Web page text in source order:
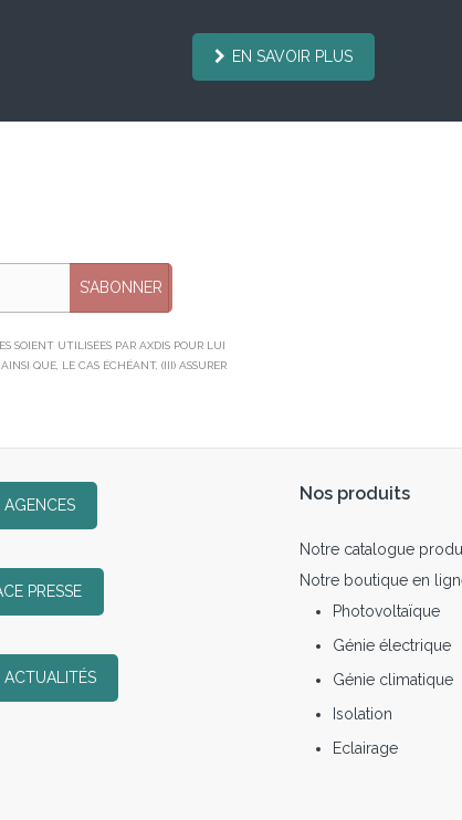
EN SAVOIR PLUS
S’ABONNER
SOIENT UTILISÉES PAR AXDIS POUR LUI
QUE, LE CAS ÉCHÉANT, (III) ASSURER
AGENCES
PRESSE
ACTUALITÉS
Nos produits
Notre catalogue
Notre boutique en
Photovoltaïque
Génie électrique
Génie climatique
Isolation
Eclairage